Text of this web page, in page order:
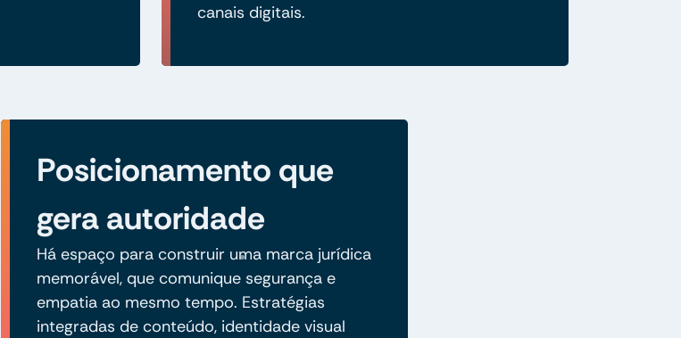
canais digitais.
Posicionamento que
gera autoridade
Há espaço para construir uma marca jurídica
memorável, que comunique segurança e
empatia ao mesmo tempo. Estratégias
integradas de conteúdo, identidade visual